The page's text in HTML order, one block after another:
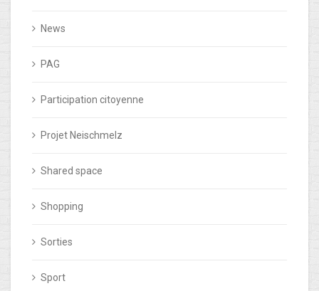
News
PAG
Participation citoyenne
Projet Neischmelz
Shared space
Shopping
Sorties
Sport